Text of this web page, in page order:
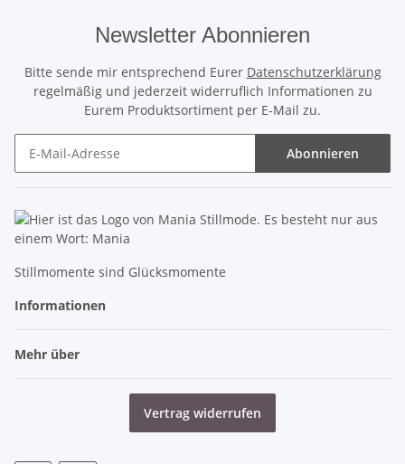
Newsletter Abonnieren
Bitte sende mir entsprechend Eurer Datenschutzerklärung
regelmäßig und jederzeit widerruflich Informationen zu
Eurem Produktsortiment per E-Mail zu.
Abonnieren
Stillmomente sind Glücksmomente
Informationen
Mehr über
Vertrag widerrufen